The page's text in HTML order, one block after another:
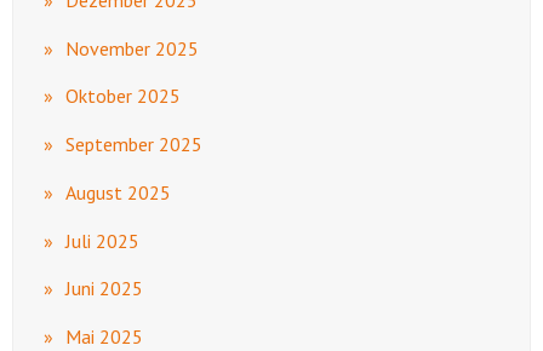
November 2025
Oktober 2025
September 2025
August 2025
Juli 2025
Juni 2025
Mai 2025